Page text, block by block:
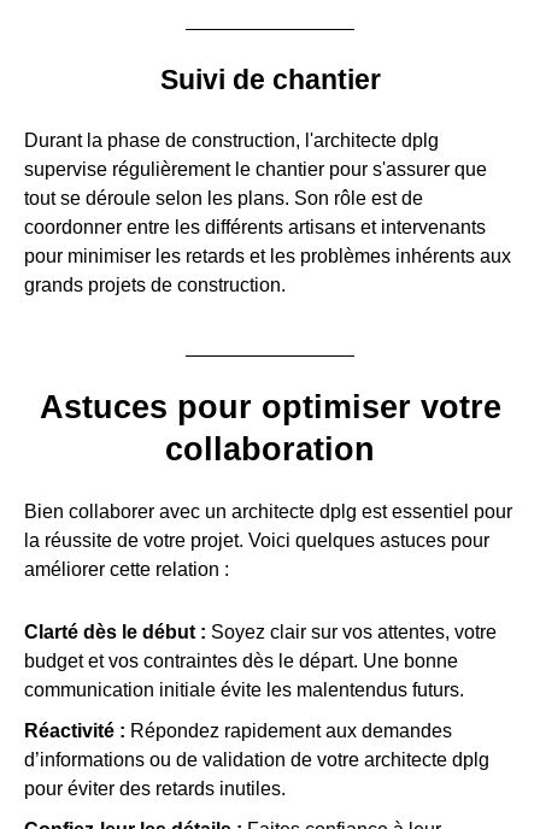
Suivi de chantier
Durant la phase de construction, l'architecte dplg
supervise régulièrement le chantier pour s'assurer que
tout se déroule selon les plans. Son rôle est de
coordonner entre les différents artisans et intervenants
pour minimiser les retards et les problèmes inhérents aux
grands projets de construction.
Astuces pour optimiser votre
collaboration
Bien collaborer avec un architecte dplg est essentiel pour
la réussite de votre projet. Voici quelques astuces pour
améliorer cette relation :
Clarté dès le début : Soyez clair sur vos attentes, votre
budget et vos contraintes dès le départ. Une bonne
communication initiale évite les malentendus futurs.
Réactivité : Répondez rapidement aux demandes
d’informations ou de validation de votre architecte dplg
pour éviter des retards inutiles.